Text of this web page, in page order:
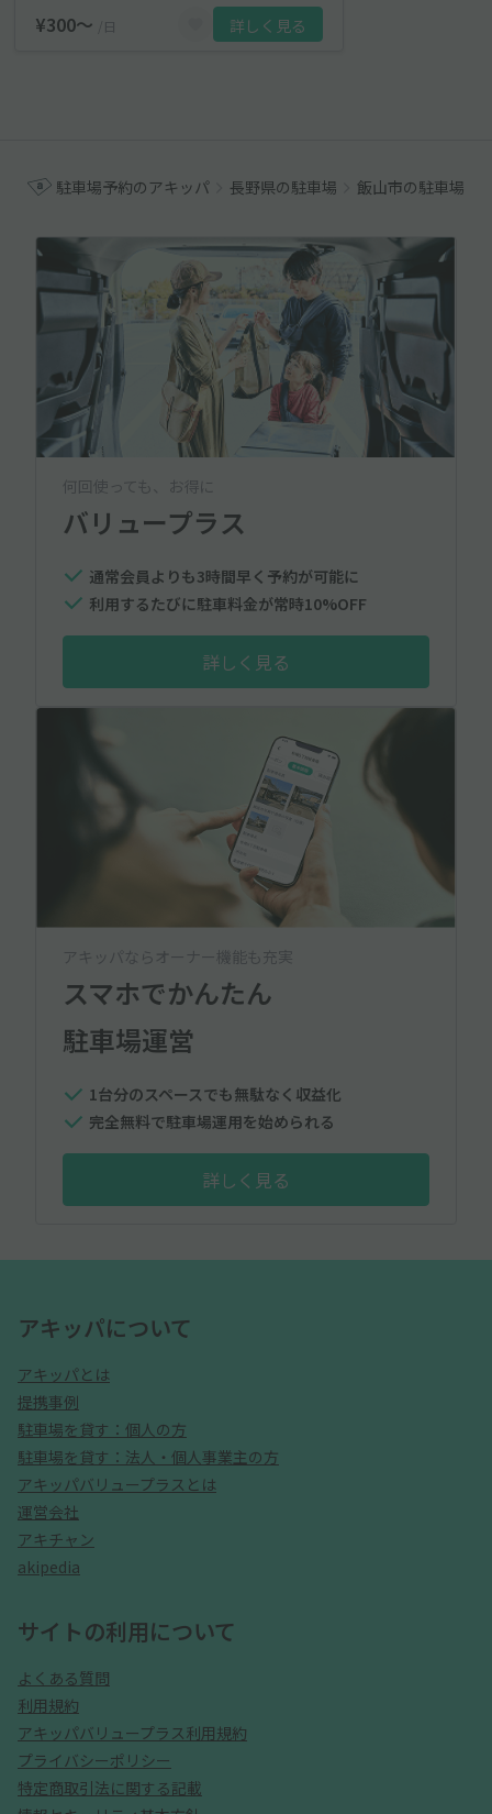
¥300〜 /日 詳しく見る
駐車場予約のアキッパ 長野県の駐車場 飯山市の駐車場
何回使っても、お得に
バリュープラス
通常会員よりも3時間早く予約が可能に
利用するたびに駐車料金が常時10%OFF
詳しく見る
アキッパならオーナー機能も充実
スマホでかんたん
駐車場運営
1台分のスペースでも無駄なく収益化
完全無料で駐車場運用を始められる
詳しく見る
アキッパについて
アキッパとは
提携事例
駐車場を貸す：個人の方
駐車場を貸す：法人・個人事業主の方
アキッパバリュープラスとは
運営会社
アキチャン
akipedia
サイトの利用について
よくある質問
利用規約
アキッパバリュープラス利用規約
プライバシーポリシー
特定商取引法に関する記載